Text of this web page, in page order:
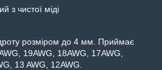
з чистої міді
розміром до 4 мм. Приймає
19AWG, 18AWG, 17AWG,
13 AWG, 12AWG.